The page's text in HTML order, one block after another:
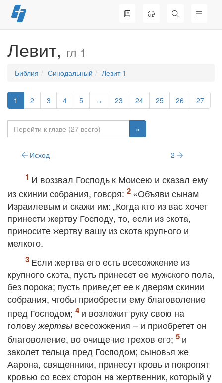
Перейти
к
Левит, гл 1
Библия Синодальный Левит 1
1 2 3 4 5 ↔ 23 24 25 26 27
»
Исход 2
И воззвал Господь к Моисею и сказал ему
из скинии собрания, говоря:
«Объяви сынам
Израилевым и скажи им: „Когда кто из вас хочет
принести жертву Господу, то, если из скота,
приносите жертву вашу из скота крупного и
мелкого.
Если жертва его есть всесожжение из
крупного скота, пусть принесет ее мужского пола,
без порока; пусть приведет ее к дверям скинии
собрания, чтобы приобрести ему благоволение
пред Господом;
и возложит руку свою на
голову жертвы всесожжения – и приобретет он
благоволение, во очищение грехов его;
и
заколет тельца пред Господом; сыновья же
Аарона, священники, принесут кровь и покропят
кровью со всех сторон на жертвенник, который у